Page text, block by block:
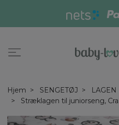
Hjem SENGETØJ
LAGEN
Stræklagen til juniorseng,